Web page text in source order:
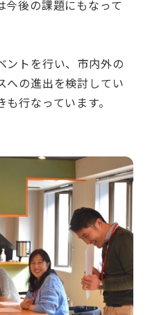
今後の課題にもなって
ントを行い、市内外の
への進出を検討してい
行なっています。